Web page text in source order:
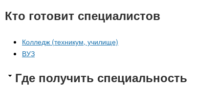
Кто готовит специалистов
Колледж (техникум, училище)
ВУЗ
Где получить специальность